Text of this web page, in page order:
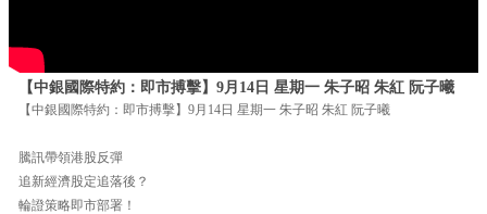
【中銀國際特約：即市搏擊】9月14日 星期一 朱子昭 朱紅 阮子曦
【中銀國際特約：即市搏擊】9月14日 星期一 朱子昭 朱紅 阮子曦
騰訊帶領港股反彈
追新經濟股定追落後？
輪證策略即市部署！